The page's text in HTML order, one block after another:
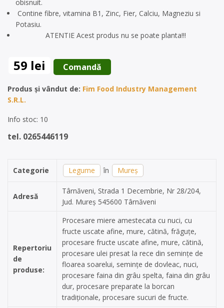
obisnuit.
Contine fibre, vitamina B1, Zinc, Fier, Calciu, Magneziu si
Potasiu.
ATENTIE Acest produs nu se poate planta!!!
59 lei Comandă
Produs și vândut de: Fim Food Industry Management
S.R.L.
Info stoc: 10
tel. 0265446119
Categorie Legume în Mureș
Adresă
Târnăveni, Strada 1 Decembrie, Nr 28/204,
Jud. Mureș 545600 Târnăveni
Repertoriu
de
produse:
Procesare miere amestecata cu nuci, cu
fructe uscate afine, mure, cătină, frăguțe,
procesare fructe uscate afine, mure, cătină,
procesare ulei presat la rece din semințe de
floarea soarelui, semințe de dovleac, nuci,
procesare faina din grâu spelta, faina din grâu
dur, procesare preparate la borcan
tradiționale, procesare sucuri de fructe.